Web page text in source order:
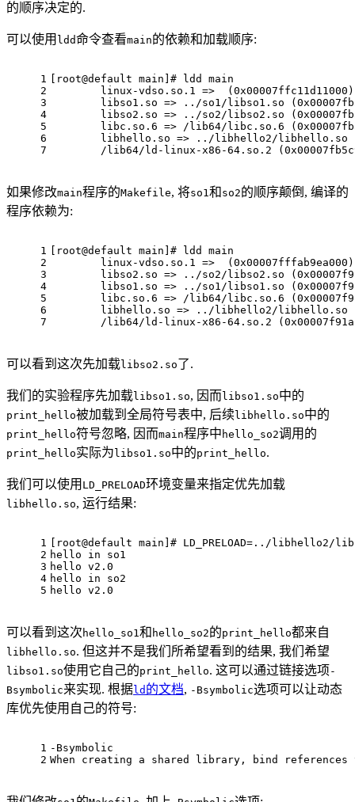
的顺序决定的.
可以使用 ldd命令查看main的依赖和加载顺序:
1
2
3
4
5
6
7
[root@default main] # ldd main
	linux-vdso.so.1 =>  (0x00007ffc11d11000)
libso1.so => ../so1/libso1.so
libso2.so => ../so2/libso2.so
libc.so.6 => /lib64/libc.so.6
libhello.so => ../libhello2/libhello.so
/lib64/ld-linux-x86-64.so.2
如果修改main程序的Makefile, 将so1和 so2的顺序颠倒, 编译的
程序依赖为:
1
2
3
4
5
6
7
[root@default main] # ldd main
	linux-vdso.so.1 =>  (0x00007fffab9ea000)
libso2.so => ../so2/libso2.so
libso1.so => ../so1/libso1.so
libc.so.6 => /lib64/libc.so.6
libhello.so => ../libhello2/libhello.so
/lib64/ld-linux-x86-64.so.2
可以看到这次先加载libso2.so了.
我们的实验程序先加载libso1.so, 因而 libso1.so中的
print_hello被加载到全局符号表中, 后续 libhello.so中的
print_hello符号忽略, 因而main程序中 hello_so2调用的
print_hello实际为 libso1.so中的print_hello.
我们可以使用 LD_PRELOAD环境变量来指定优先加载
libhello.so, 运行结果:
1
2
3
4
5
[root@default main] # LD_PRELOAD=../libhello2/
hello in so1
hello v2.0
hello in so2
hello v2.0
可以看到这次 hello_so1和 hello_so2的print_hello都来自
libhello.so. 但这并不是我们所希望看到的结果, 我们希望
libso1.so使用它自己的print_hello. 这可以通过链接选项 -
Bsymbolic来实现. 根据ld 的文档, -Bsymbolic选项可以让动态
库优先使用自己的符号:
1
2
-Bsymbolic
When creating a shared library, bind